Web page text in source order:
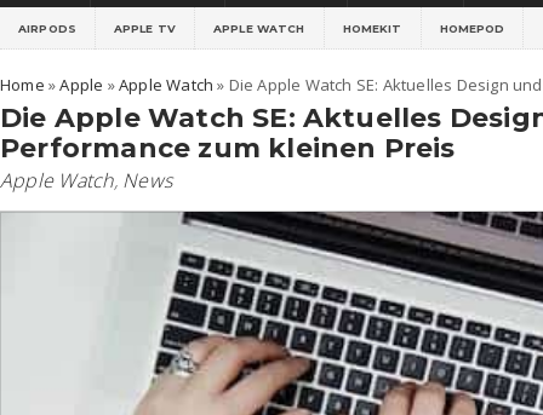
AIRPODS APPLE TV APPLE WATCH HOMEKIT HOMEPOD
Home »Apple »Apple Watch » Die Apple Watch SE: Aktuelles Design
Die Apple Watch SE: Aktuelles
Performance zum kleinen Preis
Apple Watch, News